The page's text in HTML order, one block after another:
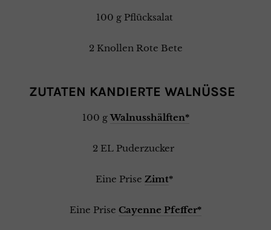
100 g Pflücksalat
2 Knollen Rote Bete
ZUTATEN KANDIERTE WALNÜSSE
100 gWalnusshälften*
2 EL Puderzucker
Eine Prise Zimt*
Eine Prise Cayenne Pfeffer*